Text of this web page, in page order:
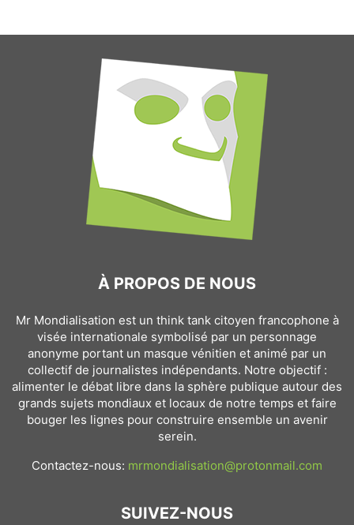
À PROPOS DE NOUS
Mr Mondialisation est un think tank citoyen francophone à
visée internationale symbolisé par un personnage
anonyme portant un masque vénitien et animé par un
collectif de journalistes indépendants. Notre objectif :
alimenter le débat libre dans la sphère publique autour des
grands sujets mondiaux et locaux de notre temps et faire
bouger les lignes pour construire ensemble un avenir
serein.
Contactez-nous: mrmondialisation@protonmail.com
SUIVEZ-NOUS